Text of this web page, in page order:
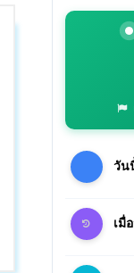
วัน
เมื่